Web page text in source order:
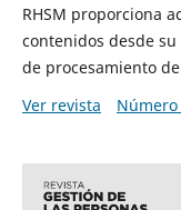
RHSM proporciona
contenidos desde
de procesamiento
Ver revista